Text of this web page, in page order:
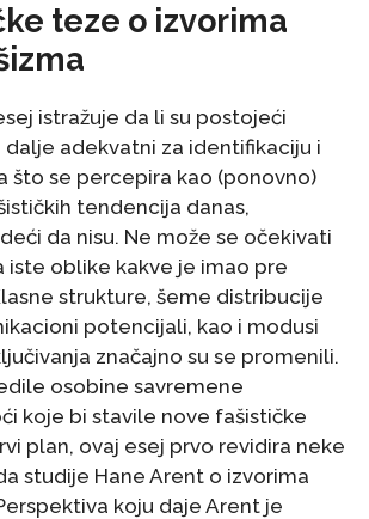
teze o izvorima
istražuje da li su postojeći
adekvatni za identifikaciju i
što se percepira kao (ponovno)
tendencija danas,
da nisu. Ne može se očekivati
iste oblike kakve je imao pre
strukture, šeme distribucije
potencijali, kao i modusi
značajno su se promenili.
osobine savremene
koje bi stavile nove fašističke
plan, ovaj esej prvo revidira neke
studije Hane Arent o izvorima
koju daje Arent je